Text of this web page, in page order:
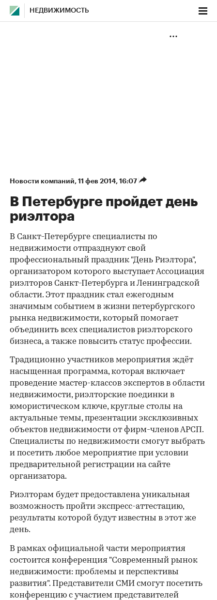
НЕДВИЖИМОСТЬ
Новости компаний⁠, 11 фев 2014, 16:07
В Петербурге пройдет день
риэлтора
В Санкт-Петербурге специалисты по
недвижимости отпразднуют свой
профессиональный праздник "День Риэлтора",
организатором которого выступает Ассоциация
риэлторов Санкт-Петербурга и Ленинградской
области. Этот праздник стал ежегодным
значимым событием в жизни петербургского
рынка недвижимости, который помогает
объединить всех специалистов риэлторского
бизнеса, а также повысить статус профессии.
Традиционно участников мероприятия ждёт
насыщенная программа, которая включает
проведение мастер-классов экспертов в области
недвижимости, риэлторские поединки в
юмористическом ключе, круглые столы на
актуальные темы, презентации эксклюзивных
объектов недвижимости от фирм-членов АРСП.
Специалисты по недвижимости смогут выбрать
и посетить любое мероприятие при условии
предварительной регистрации на сайте
организатора.
Риэлторам будет предоставлена уникальная
возможность пройти экспресс-аттестацию,
результаты которой будут известны в этот же
день.
В рамках официальной части мероприятия
состоится конференция "Современный рынок
недвижимости: проблемы и перспективы
развития". Представители СМИ смогут посетить
конференцию с участием представителей